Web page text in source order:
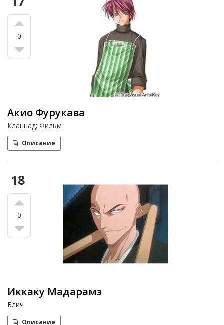
0
Акио Фурукава
Кланнад: Фильм
Описание
18
0
Иккаку Мадарамэ
Блич
Описание